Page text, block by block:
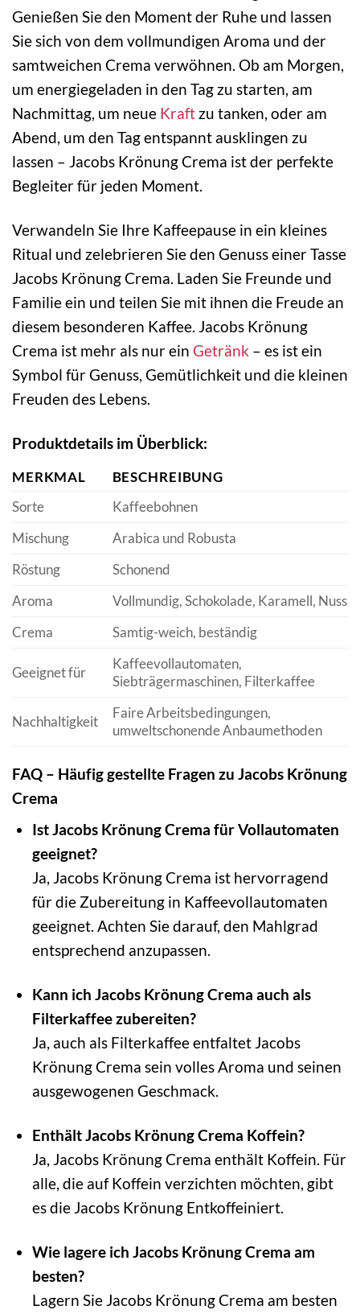
Genießen Sie den Moment der Ruhe und lassen
Sie sich von dem vollmundigen Aroma und der
samtweichen Crema verwöhnen. Ob am Morgen,
um energiegeladen in den Tag zu starten, am
Nachmittag, um neue Kraft zu tanken, oder am
Abend, um den Tag entspannt ausklingen zu
lassen – Jacobs Krönung Crema ist der perfekte
Begleiter für jeden Moment.
Verwandeln Sie Ihre Kaffeepause in ein kleines
Ritual und zelebrieren Sie den Genuss einer Tasse
Jacobs Krönung Crema. Laden Sie Freunde und
Familie ein und teilen Sie mit ihnen die Freude an
diesem besonderen Kaffee. Jacobs Krönung
Crema ist mehr als nur ein Getränk – es ist ein
Symbol für Genuss, Gemütlichkeit und die kleinen
Freuden des Lebens.
Produktdetails im Überblick:
MERKMAL
BESCHREIBUNG
Sorte
Kaffeebohnen
Mischung
Arabica und Robusta
Röstung
Schonend
Aroma
Vollmundig, Schokolade, Karamell, Nuss
Crema
Samtig-weich, beständig
Geeignet für
Kaffeevollautomaten,
Siebträgermaschinen, Filterkaffee
Nachhaltigkeit
Faire Arbeitsbedingungen,
umweltschonende Anbaumethoden
FAQ – Häufig gestellte Fragen zu Jacobs Krönung
Crema
Ist Jacobs Krönung Crema für Vollautomaten
geeignet?
Ja, Jacobs Krönung Crema ist hervorragend
für die Zubereitung in Kaffeevollautomaten
geeignet. Achten Sie darauf, den Mahlgrad
entsprechend anzupassen.
Kann ich Jacobs Krönung Crema auch als
Filterkaffee zubereiten?
Ja, auch als Filterkaffee entfaltet Jacobs
Krönung Crema sein volles Aroma und seinen
ausgewogenen Geschmack.
Enthält Jacobs Krönung Crema Koffein?
Ja, Jacobs Krönung Crema enthält Koffein. Für
alle, die auf Koffein verzichten möchten, gibt
es die Jacobs Krönung Entkoffeiniert.
Wie lagere ich Jacobs Krönung Crema am
besten?
Lagern Sie Jacobs Krönung Crema am besten